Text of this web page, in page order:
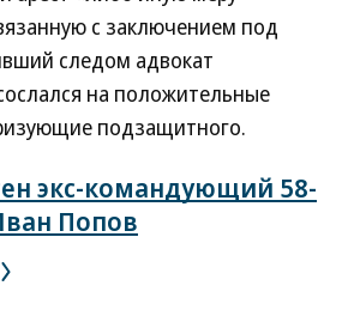
с заключением под
следом адвокат
на положительные
подзащитного.
экс-командующий 58-
Попов